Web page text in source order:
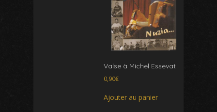
Valse à Michel Essevat
0,90€
Ajouter au panier